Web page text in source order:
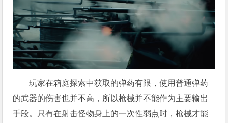
玩家在箱庭探索中获取的弹药有限，使用普通弹药
的武器的伤害也并不高，所以枪械并不能作为主要输出
手段。只有在射击怪物身上的一次性弱点时，枪械才能